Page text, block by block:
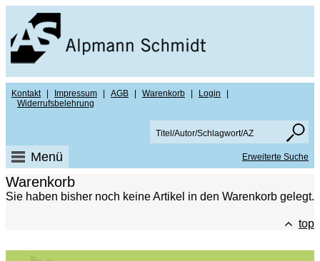
Kontakt Impressum AGB Warenkorb Login
Widerrufsbelehrung
Menü Erweiterte Suche
Warenkorb
Sie haben bisher noch keine Artikel in den Warenkorb gelegt.
top